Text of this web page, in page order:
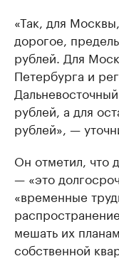
«Так, для
дорогое,
рублей. Для
Петербурга и
рублей, а для
рублей», —
Он отметил, что
— «это
«временные
мешать их
собственной